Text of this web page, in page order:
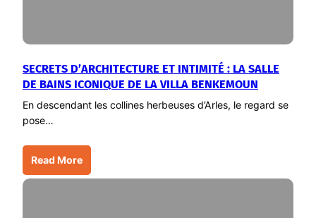
SECRETS D’ARCHITECTURE ET INTIMITÉ : LA SALLE
DE BAINS ICONIQUE DE LA VILLA BENKEMOUN
En descendant les collines herbeuses d’Arles, le regard se
pose…
Read More